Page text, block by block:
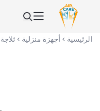
عناية الهواء | شريك
الرئيسية أجهزة منزلية ثلاجة